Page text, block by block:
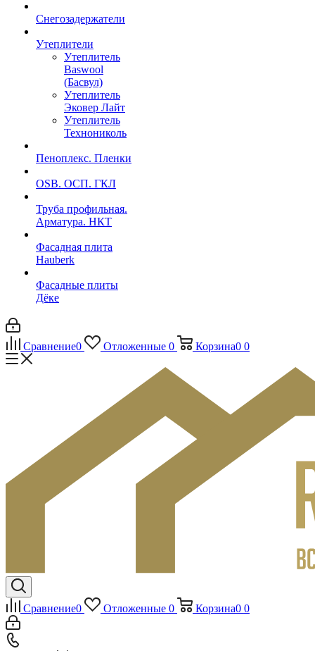
Снегозадержатели
Утеплители
Утеплитель
Baswool
(Басвул)
Утеплитель
Эковер Лайт
Утеплитель
Технониколь
Пеноплекс. Пленки
OSB. ОСП. ГКЛ
Труба профильная.
Арматура. НКТ
Фасадная плита
Hauberk
Фасадные плиты
Дёке
Сравнение0 Отложенные 0 Корзина0 0
Сравнение0 Отложенные 0 Корзина0 0